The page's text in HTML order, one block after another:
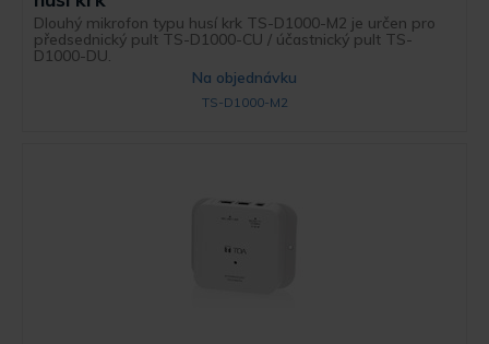
Dlouhý mikrofon typu husí krk TS-D1000-M2 je určen pro
předsednický pult TS-D1000-CU / účastnický pult TS-
D1000-DU.
Na objednávku
TS-D1000-M2